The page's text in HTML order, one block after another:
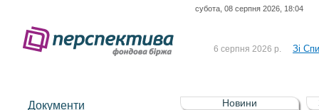
субота, 08 серпня 2026, 18:04
6 серпня 2026 р. Зі
5 серпня 2026 р.
Зі
Документи Новини